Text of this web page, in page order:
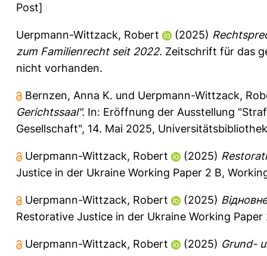
Post]
Uerpmann-Wittzack, Robert (2025)
zum Familienrecht seit 2022. Zeitschrift für das
nicht vorhanden.
Bernzen, Anna K. und Uerpmann-Wittzack,
Gerichtssaal". In: Eröffnung der Ausstellung
Gesellschaft", 14. Mai 2025,
Uerpmann-Wittzack, Robert (2025)
Justice in der Ukraine Working Paper 2 B,
Uerpmann-Wittzack, Robert (2025)
Restorative Justice in der Ukraine Working
Uerpmann-Wittzack, Robert (2025) Grund-